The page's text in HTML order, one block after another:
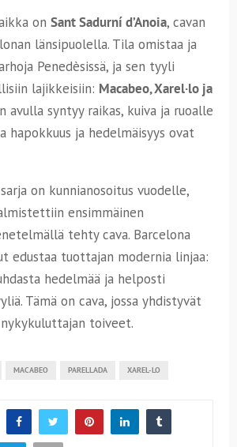
on Sant Sadurní d’Anoia, cavan
länsipuolella. Tila omistaa ja
Penedèsissä, ja sen tyyli
lajikkeisiin: Macabeo, Xarel·lo ja
avulla syntyy raikas, kuiva ja ruoalle
hapokkuus ja hedelmäisyys ovat
on kunnianosoitus vuodelle,
ensimmäinen
tehty cava. Barcelona
edustaa tuottajan modernia linjaa:
hedelmää ja helposti
Tämä on cava, jossa yhdistyvät
toiveet.
MACABEO PARELLADA XAREL-LO